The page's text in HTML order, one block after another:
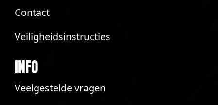
Contact
Veiligheidsinstructies
INFO
Veelgestelde vragen